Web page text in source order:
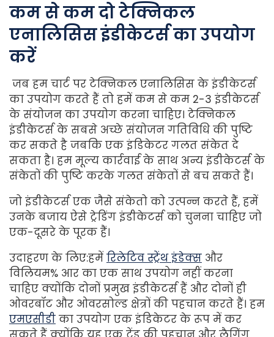
कम से कम दो टेक्निकल
एनालिसिस इंडीकेटर्स का उपयोग
करें
जब हम चार्ट पर टेक्निकल एनालिसिस के इंडीकेटर्स
का उपयोग करते हैं तो हमें कम से कम 2-3 इंडीकेटर्स
के संयोजन का उपयोग करना चाहिए। टेक्निकल
इंडीकेटर्स के सबसे अच्छे संयोजन गतिविधि की पुष्टि
कर सकते है जबकि एक इंडिकेटर गलत संकेत दे
सकता है। हम मूल्य कार्रवाई के साथ अन्य इंडीकेटर्स के
संकेतों की पुष्टि करके गलत संकेतों से बच सकते हैं।
जो इंडीकेटर्स एक जैसे संकेतो को उत्पन्न करते हैं, हमें
उनके बजाय ऐसे ट्रेडिंग इंडीकेटर्स को चुनना चाहिए जो
एक-दूसरे के पूरक हैं।
उदाहरण के लिए:हमें रिलेटिव स्ट्रेंथ इंडेक्स और
विलियम% आर का एक साथ उपयोग नहीं करना
चाहिए क्योंकि दोनों प्रमुख इंडीकेटर्स हैं और दोनों ही
ओवरबॉट और ओवरसोल्ड क्षेत्रों की पहचान करते हैं। हम
एमएसीडी का उपयोग एक इंडिकेटर के रूप में कर